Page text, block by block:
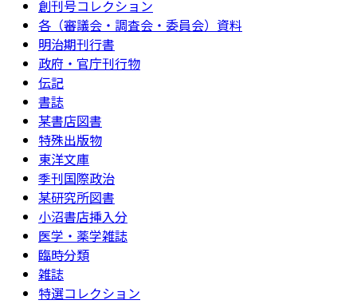
創刊号コレクション
各（審議会・調査会・委員会）資料
明治期刊行書
政府・官庁刊行物
伝記
書誌
某書店図書
特殊出版物
東洋文庫
季刊国際政治
某研究所図書
小沼書店挿入分
医学・薬学雑誌
臨時分類
雑誌
特選コレクション